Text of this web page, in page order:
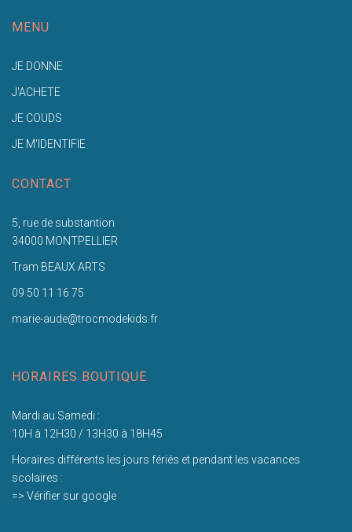
MENU
JE DONNE
J'ACHETE
JE COUDS
JE M'IDENTIFIE
CONTACT
5, rue de substantion
34000 MONTPELLIER
Tram BEAUX ARTS
09 50 11 16 75
marie-aude@trocmodekids.fr
HORAIRES BOUTIQUE
Mardi au Samedi :
10H à 12H30 / 13H30 à 18H45
Horaires différents les jours fériés et pendant les vacances
scolaires :
=> Vérifier sur google